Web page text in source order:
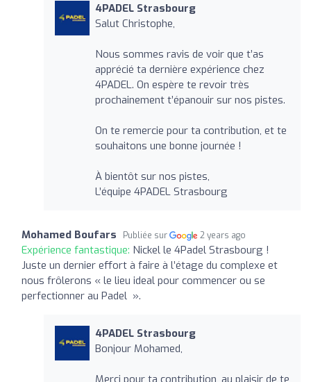
4PADEL Strasbourg
Salut Christophe,
Nous sommes ravis de voir que t’as
apprécié ta dernière expérience chez
4PADEL. On espère te revoir très
prochainement t’épanouir sur nos pistes.
On te remercie pour ta contribution, et te
souhaitons une bonne journée !
À bientôt sur nos pistes,
L’équipe 4PADEL Strasbourg
Mohamed Boufars Publiée sur 2 years ago
Expérience fantastique: Nickel le 4Padel Strasbourg !
Juste un dernier effort à faire à l’étage du complexe et
nous frôlerons « le lieu ideal pour commencer ou se
perfectionner au Padel ».
4PADEL Strasbourg
Bonjour Mohamed,
Merci pour ta contribution, au plaisir de te